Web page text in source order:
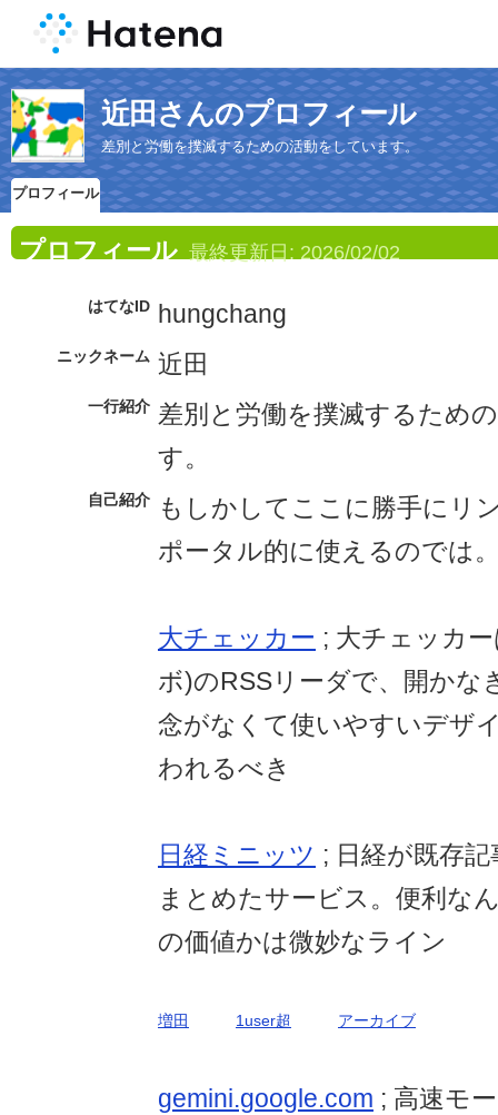
近田さんのプロフィール
差別と労働を撲滅するための活動をしています。
プロフィール
プロフィール 最終更新日: 2026/02/02
はてなID hungchang
ニックネーム 近田
一行紹介 差別と労働を撲滅するため
す。
自己紹介
もしかしてここに勝手にリ
ポータル的に使えるのでは
大チェッカー ; 大チェッカ
ボ)のRSSリーダで、開かな
念がなくて使いやすいデザ
われるべき
日経ミニッツ ; 日経が既存
まとめたサービス。便利な
の価値かは微妙なライン
増田 1user超 アーカイブ
gemini.google.com ; 高速モ